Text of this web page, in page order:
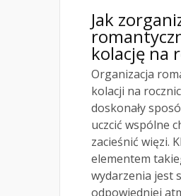
Jak
kolację na
Organizacja
kolacji na
doskonały
uczcić wspólne
zacieśnić więzi.
elementem
wydarzenia jest
odpowiedniej